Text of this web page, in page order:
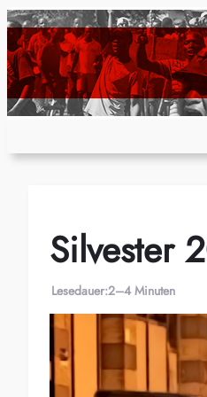
Zum
Inhalt
springen
Silvester
Lesedauer:2–4 Minuten